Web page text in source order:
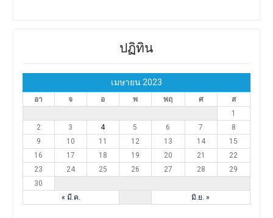
ปฏิทิน
เมษายน 2023
อา จ อ พ พฤ ศ ส
« มี.ค. มิ.ย. »
1
2
3 4 5 6 7
8
9
10 11 12 13 14
15
16
17 18 19 20 21
22
23
24 25 26 27 28
29
30